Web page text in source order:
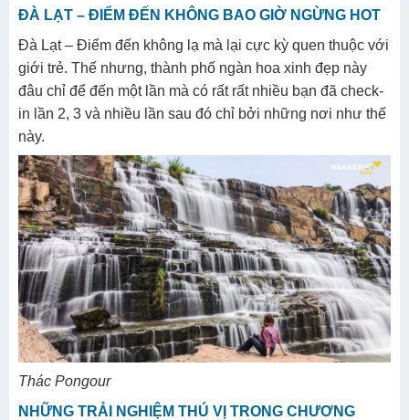
ĐÀ LẠT – ĐIỂM ĐẾN KHÔNG BAO GIỜ NGỪNG HOT
Đà Lạt – Điểm đến không lạ mà lại cực kỳ quen thuộc với
giới trẻ. Thế nhưng, thành phố ngàn hoa xinh đẹp này
đâu chỉ để đến một lần mà có rất rất nhiều bạn đã check-
in lần 2, 3 và nhiều lần sau đó chỉ bởi những nơi như thế
này.
Thác Pongour
NHỮNG TRẢI NGHIỆM THÚ VỊ TRONG CHƯƠNG